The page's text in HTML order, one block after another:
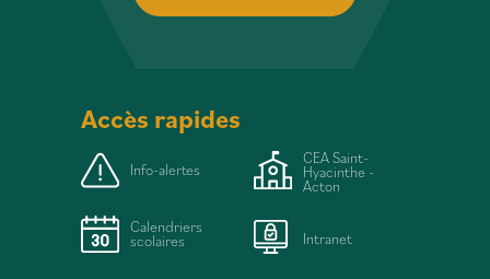
Accès rapides
Info-alertes
Calendriers
scolaires
CEA Saint-
Hyacinthe -
Acton
Intranet